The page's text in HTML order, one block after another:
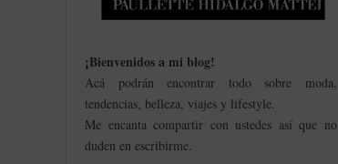
¡Bienvenidos a mi blog!
Acá podrán encontrar todo sobre moda,
tendencias, belleza, viajes y lifestyle.
Me encanta compartir con ustedes así que no
duden en escribirme.